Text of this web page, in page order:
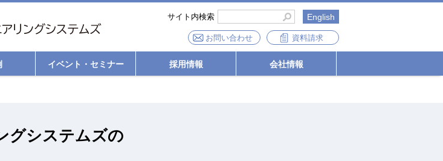
サイト内検索 English
お問い合わせ 資料請求
イベント・セミナー 採用情報 会社情報
グシステムズの